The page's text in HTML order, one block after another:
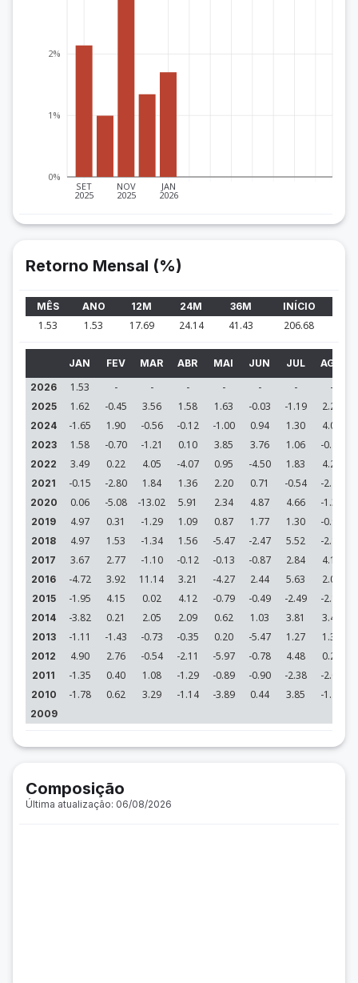
SET
2025
NOV
2025
JAN
2026
0%
1%
2%
Retorno Mensal (%)
MÊS ANO 12M 24M 36M INÍCIO
1.53 1.53 17.69 24.14 41.43 206.68
JAN FEV MAR ABR MAI JUN JUL AGO
2026
1.53 - - - - - - -
2025 1.62 -0.45 3.56 1.58 1.63 -0.03 -1.19 2.27
2024 -1.65 1.90 -0.56 -0.12 -1.00 0.94 1.30 4.05
2023 1.58 -0.70 -1.21 0.10 3.85 3.76 1.06 -0.22
2022 3.49 0.22 4.05 -4.07 0.95 -4.50 1.83 4.22
2021 -0.15 -2.80 1.84 1.36 2.20 0.71 -0.54 -2.22
2020 0.06 -5.08 -13.02 5.91 2.34 4.87 4.66 -1.32
2019 4.97 0.31 -1.29 1.09 0.87 1.77 1.30 -0.91
2018 4.97 1.53 -1.34 1.56 -5.47 -2.47 5.52 -2.15
2017 3.67 2.77 -1.10 -0.12 -0.13 -0.87 2.84 4.18
2016 -4.72 3.92 11.14 3.21 -4.27 2.44 5.63 2.06
2015 -1.95 4.15 0.02 4.12 -0.79 -0.49 -2.49 -2.11
2014 -3.82 0.21 2.05 2.09 0.62 1.03 3.81 3.45
2013 -1.11 -1.43 -0.73 -0.35 0.20 -5.47 1.27 1.33
2012 4.90 2.76 -0.54 -2.11 -5.97 -0.78 4.48 0.21
2011 -1.35 0.40 1.08 -1.29 -0.89 -0.90 -2.38 -2.09
2010 -1.78 0.62 3.29 -1.14 -3.89 0.44 3.85 -1.46
2009
Composição
Última atualização: 06/08/2026